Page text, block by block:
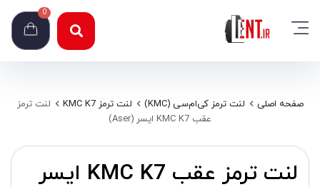
0
صفحه اصلی لنت ترمز کی‌ام‌سی (KMC) لنت ترمز KMC K7
لنت ترمز
عقب KMC K7 ایسر (Aser)
لنت ترمز عقب KMC K7 ایسر